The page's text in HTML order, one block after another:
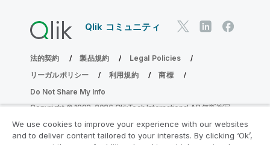
Qlik コミュニティ
法的契約 製品規約
Legal Policies
リーガルポリシー
利用規約
商標
Do Not Share My Info
Copyright © 1993-2026 QlikTech International AB.無断複写・
We use cookies to improve your experience with our websites
and to deliver content tailored to your interests. By clicking ‘Ok’,